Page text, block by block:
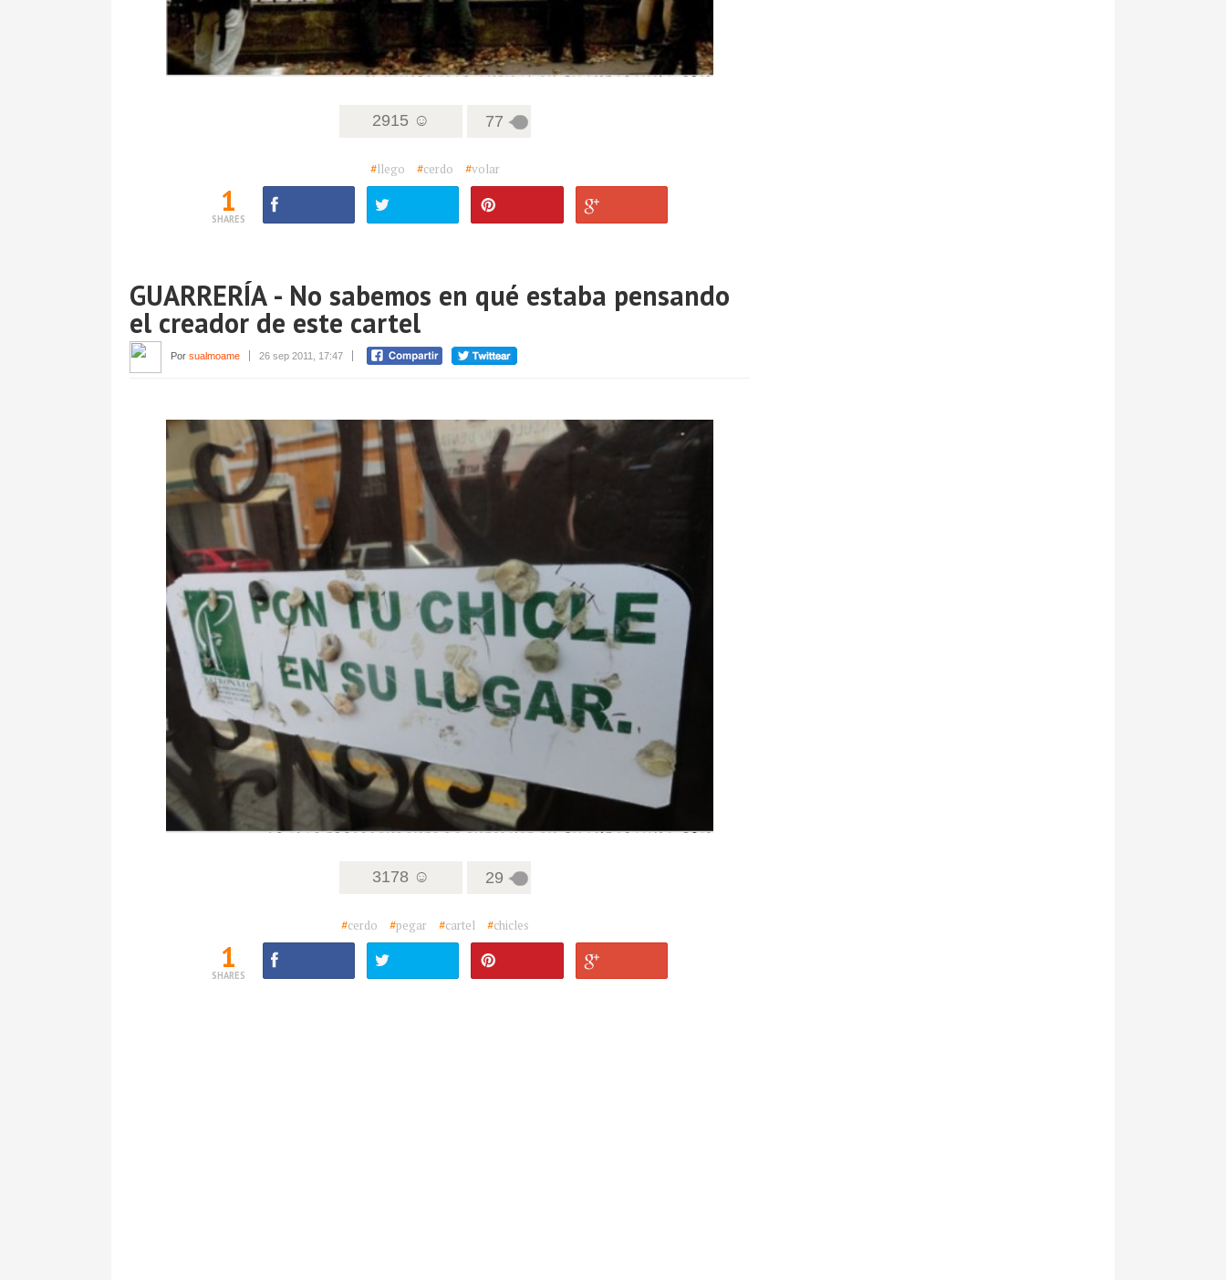
2915 ☺ 77
#llego #cerdo #volar
1
SHARES
GUARRERÍA - No sabemos en qué estaba pensando
el creador de este cartel
Por sualmoame 26 sep 2011, 17:47
3178 ☺ 29
#cerdo #pegar #cartel #chicles
1
SHARES